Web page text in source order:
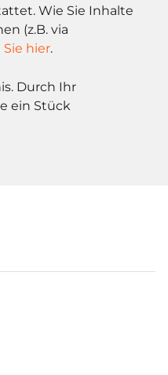
Wie Sie Inhalte
(z.B. via
hier.
Durch Ihr
ein Stück